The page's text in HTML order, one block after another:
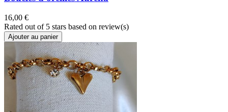
16,00 €
Rated out of 5 stars based on review(s)
Ajouter au panier